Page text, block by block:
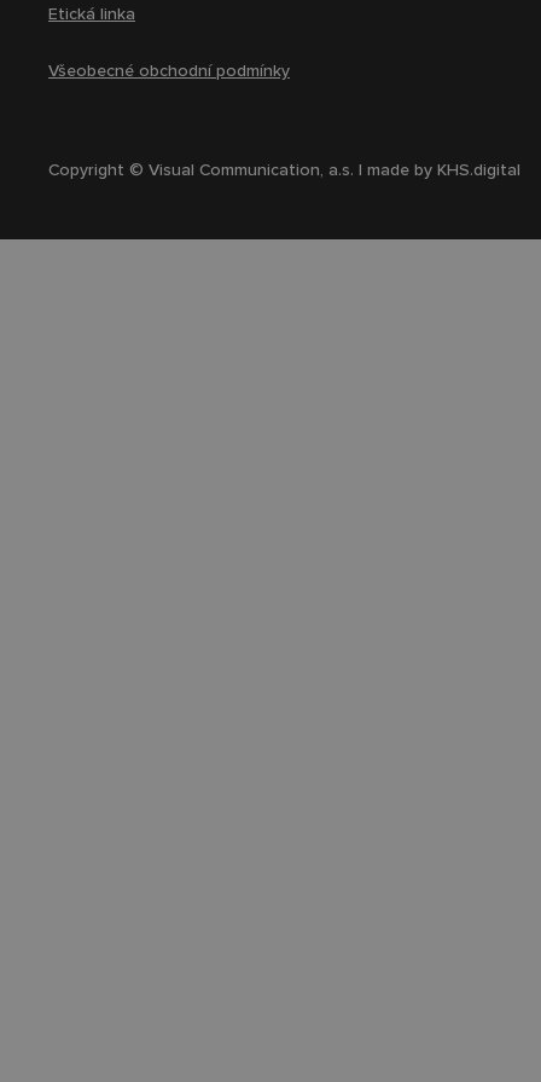
Etická linka
Všeobecné obchodní podmínky
Copyright © Visual Communication, a.s. | made byKHS.digital